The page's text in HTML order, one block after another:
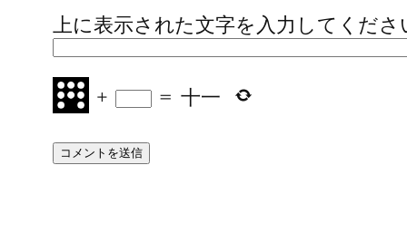
上に表示された文字を入力してくださ
+ = 十一